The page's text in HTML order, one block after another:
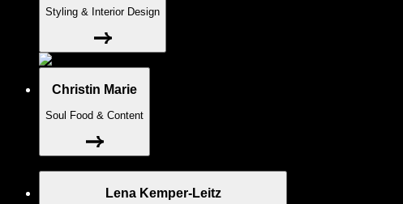
Styling & Interior Design
Christin Marie
Soul Food & Content
Lena Kemper-Leitz